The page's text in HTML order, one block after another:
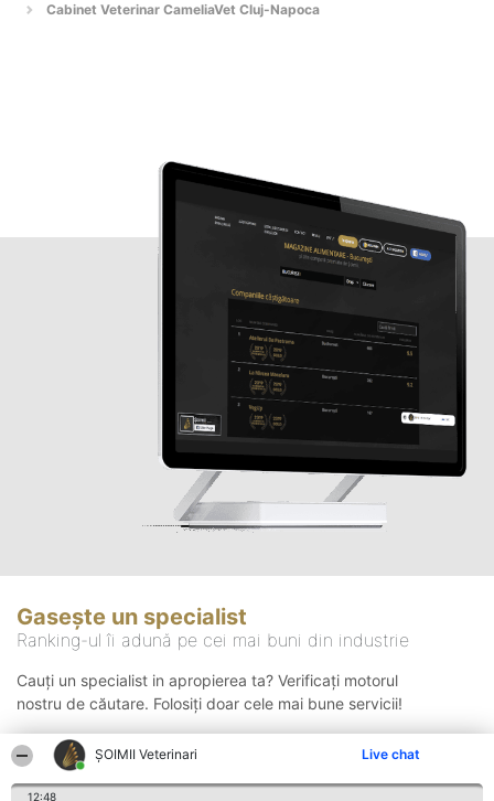
ȘOIMII Veterinari Live chat
12:48
Cabinet Veterinar CameliaVet Cluj-Napoca
Gasește un specialist
Ranking-ul îi adună pe cei mai buni din industrie
Cauți un specialist in apropierea ta? Verificați motorul
nostru de căutare. Folosiți doar cele mai bune servicii!